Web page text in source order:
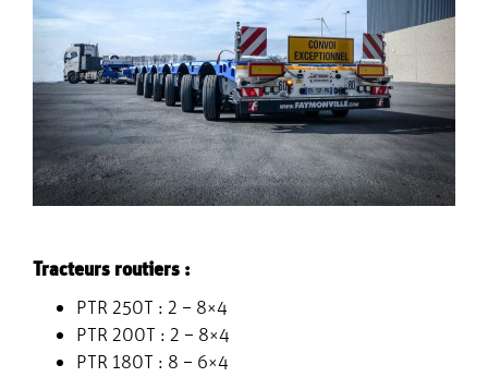
Tracteurs routiers :
PTR 250T : 2 – 8×4
PTR 200T : 2 – 8×4
PTR 180T : 8 – 6×4